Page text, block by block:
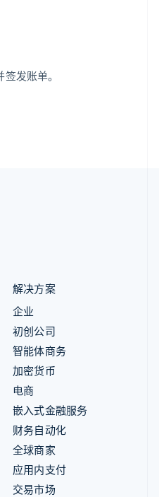
发账单。
解决方案
企业
初创公司
智能体商务
加密货币
电商
嵌入式金融服务
财务自动化
全球商家
应用内支付
交易市场